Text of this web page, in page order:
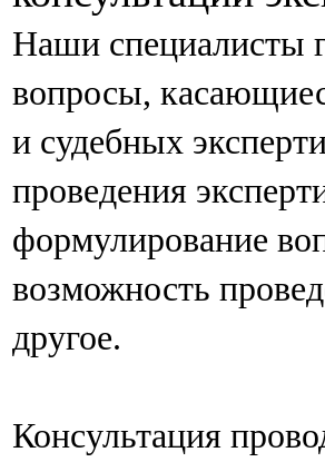
Наши специалисты
вопросы,
и судебных
проведения
формулирование
возможность
другое.
Консультация